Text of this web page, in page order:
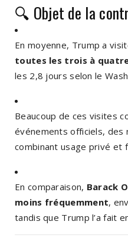
🔍 Objet de la
En moyenne, Trump a
toutes les trois à
les 2,8 jours selon le
Beaucoup de ces visites
événements officiels,
combinant usage privé et
En comparaison, Barack
moins fréquemment,
tandis que Trump l’a fait